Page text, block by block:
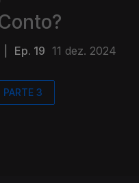
Ep. 19 11 dez. 2024
PARTE 3